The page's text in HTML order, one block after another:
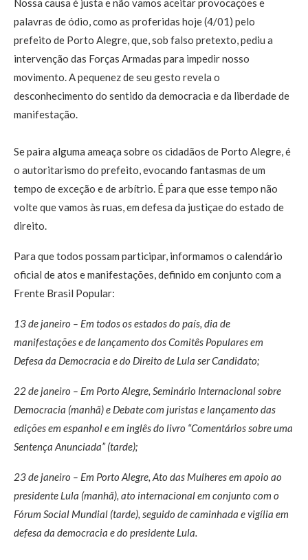
Nossa causa é justa e não vamos aceitar provocações e
palavras de ódio, como as proferidas hoje (4/01) pelo
prefeito de Porto Alegre, que, sob falso pretexto, pediu a
intervenção das Forças Armadas para impedir nosso
movimento. A pequenez de seu gesto revela o
desconhecimento do sentido da democracia e da liberdade de
manifestação.
Se paira alguma ameaça sobre os cidadãos de Porto Alegre, é
o autoritarismo do prefeito, evocando fantasmas de um
tempo de exceção e de arbítrio. É para que esse tempo não
volte que vamos às ruas, em defesa da justiçae do estado de
direito.
Para que todos possam participar, informamos o calendário
oficial de atos e manifestações, definido em conjunto com a
Frente Brasil Popular:
13 de janeiro – Em todos os estados do país, dia de
manifestações e de lançamento dos Comitês Populares em
Defesa da Democracia e do Direito de Lula ser Candidato;
22 de janeiro – Em Porto Alegre, Seminário Internacional sobre
Democracia (manhã) e Debate com juristas e lançamento das
edições em espanhol e em inglês do livro “Comentários sobre uma
Sentença Anunciada” (tarde);
23 de janeiro – Em Porto Alegre, Ato das Mulheres em apoio ao
presidente Lula (manhã), ato internacional em conjunto com o
Fórum Social Mundial (tarde), seguido de caminhada e vigília em
defesa da democracia e do presidente Lula.